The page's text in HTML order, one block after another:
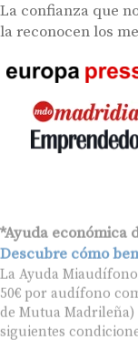
La confianza que
la reconocen los
*Ayuda económica
Descubre cómo
La Ayuda
50€ por audífono
de Mutua
siguientes